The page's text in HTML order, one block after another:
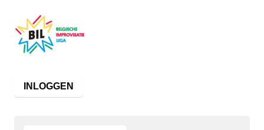
INLOGGEN